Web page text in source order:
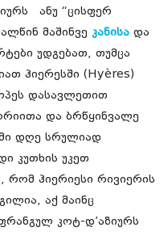
ანუ “ცისფერ
მაშინვე კანისა და
უდგებათ, თუმცა
ჰიერესში (Hyères)
დასავლეთით
და ბრწყინვალე
დღე სრულიად
კუთხის უკეთ
რომ ჰიერიესი რივიერის
აქ მაინც
კოტ-დ’აზიურს